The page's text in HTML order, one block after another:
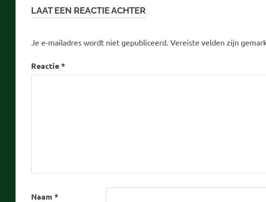
LAAT EEN REACTIE ACHTER
Je e-mailadres wordt niet gepubliceerd. Vereiste velden zijn
Reactie*
Naam *